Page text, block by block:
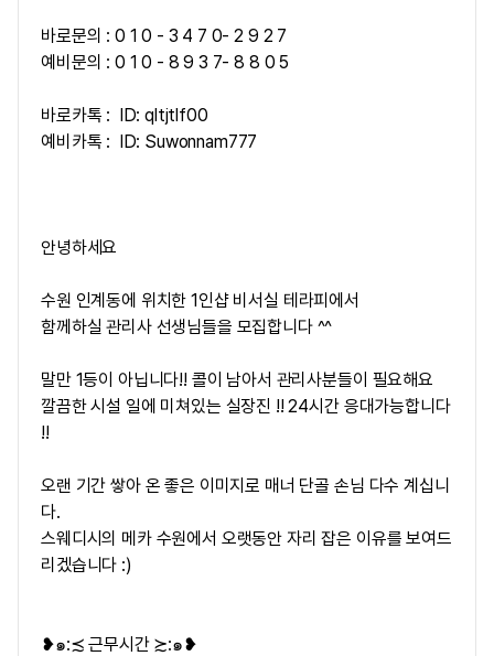
바로문의 : 0 1 0 - 3 4 7 0- 2 9 2 7
예비문의 : 0 1 0 - 8 9 3 7- 8 8 0 5
바로카톡 : ID: qltjtlf00
예비카톡 : ID: Suwonnam777
안녕하세요
수원 인계동에 위치한 1인샵 비서실 테라피에서
함께하실 관리사 선생님들을 모집합니다 ^^
말만 1등이 아닙니다!! 콜이 남아서 관리사분들이 필요해요
깔끔한 시설 일에 미쳐있는 실장진 !! 24시간 응대가능합니다
!!
오랜 기간 쌓아 온 좋은 이미지로 매너 단골 손님 다수 계십니
다.
스웨디시의 메카 수원에서 오랫동안 자리 잡은 이유를 보여드
리겠습니다 :)
❥๑:≾ ​근무시간 ≿:๑❥